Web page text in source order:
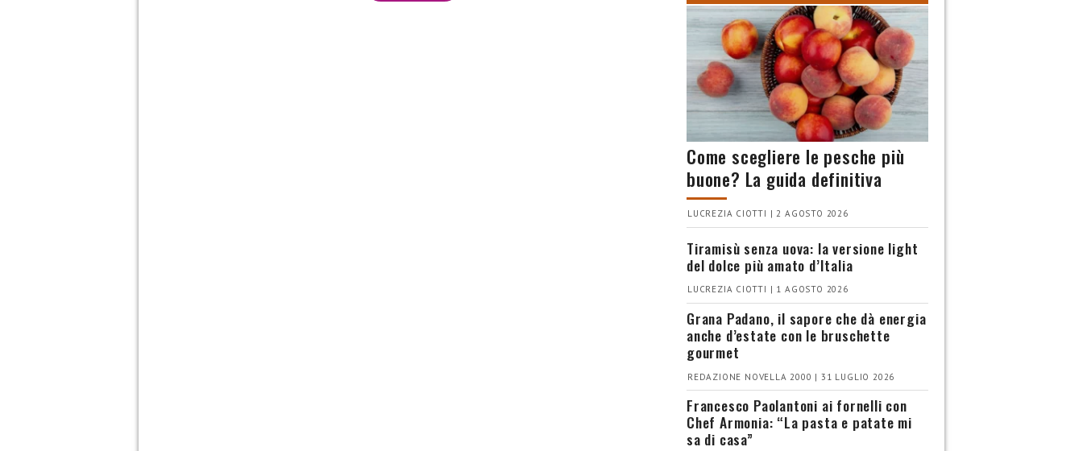
Come scegliere le pesche più
buone? La guida definitiva
LUCREZIA CIOTTI | 2 AGOSTO 2026
Tiramisù senza uova: la versione light
del dolce più amato d’Italia
LUCREZIA CIOTTI | 1 AGOSTO 2026
Grana Padano, il sapore che dà energia
anche d’estate con le bruschette
gourmet
REDAZIONE NOVELLA 2000 | 31 LUGLIO 2026
Francesco Paolantoni ai fornelli con
Chef Armonia: “La pasta e patate mi
sa di casa”